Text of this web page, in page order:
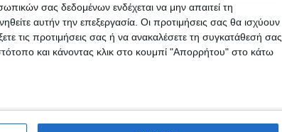
σας δεδομένων ενδέχεται να μην απαιτεί τη
αυτήν την επεξεργασία. Οι προτιμήσεις σας θα ισχύουν
τις προτιμήσεις σας ή να ανακαλέσετε τη συγκατάθεσή σας
και κάνοντας κλικ στο κουμπί "Απορρήτου" στο κάτω
αγροτών, δίνει το
ενός βιώσιμου
βέβαιο ότι στο
και στο νομό